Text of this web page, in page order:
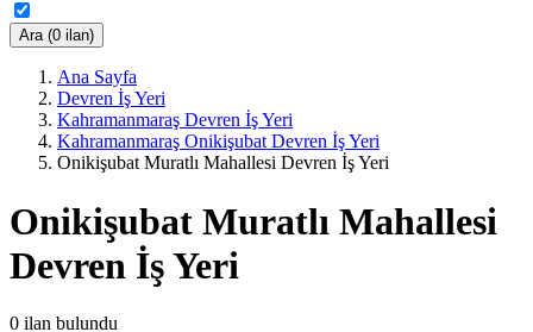
Ara (0 ilan)
Ana Sayfa
Devren İş Yeri
Kahramanmaraş Devren İş Yeri
Kahramanmaraş Onikişubat Devren İş Yeri
Onikişubat Muratlı Mahallesi Devren İş Yeri
Onikişubat Muratlı Mahallesi
Devren İş Yeri
0 ilan bulundu